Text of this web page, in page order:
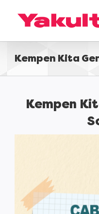
Kempen Kita
Kempen